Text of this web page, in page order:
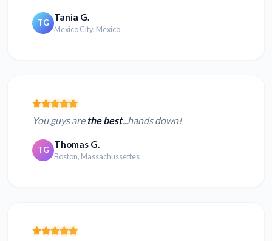
TG Tania G.
Mexico City, Mexico
You guys are the best...hands down!
TG Thomas G.
Boston, Massachussettes